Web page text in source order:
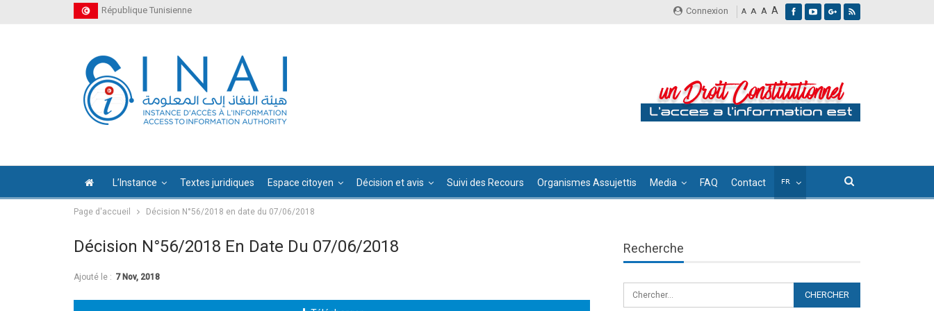
Connexion A A A A
République Tunisienne
L’Instance Textes juridiques Espace citoyen Décision et avis Suivi des Recours Organismes Assujettis Media FAQ Contact
Page d'accueil Décision N°56/2018 en date du 07/06/2018
Décision N°56/2018 En Date Du 07/06/2018
Ajouté le : 7 Nov, 2018
Recherche